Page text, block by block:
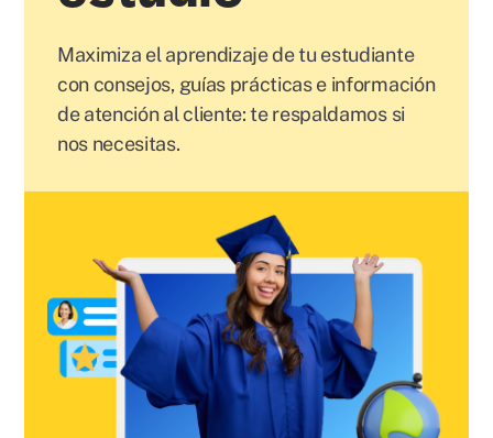
Maximiza el aprendizaje de tu estudiante
con consejos, guías prácticas e información
de atención al cliente: te respaldamos si
nos necesitas.